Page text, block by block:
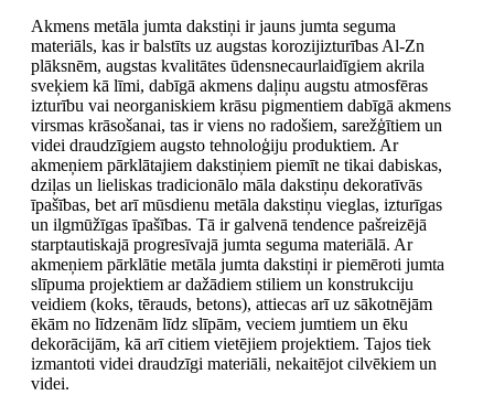
Akmens metāla jumta dakstiņi ir jauns jumta seguma
materiāls, kas ir balstīts uz augstas korozijizturības Al-Zn
plāksnēm, augstas kvalitātes ūdensnecaurlaidīgiem akrila
sveķiem kā līmi, dabīgā akmens daļiņu augstu atmosfēras
izturību vai neorganiskiem krāsu pigmentiem dabīgā akmens
virsmas krāsošanai, tas ir viens no radošiem, sarežģītiem un
videi draudzīgiem augsto tehnoloģiju produktiem. Ar
akmeņiem pārklātajiem dakstiņiem piemīt ne tikai dabiskas,
dziļas un lieliskas tradicionālo māla dakstiņu dekoratīvās
īpašības, bet arī mūsdienu metāla dakstiņu vieglas, izturīgas
un ilgmūžīgas īpašības. Tā ir galvenā tendence pašreizējā
starptautiskajā progresīvajā jumta seguma materiālā. Ar
akmeņiem pārklātie metāla jumta dakstiņi ir piemēroti jumta
slīpuma projektiem ar dažādiem stiliem un konstrukciju
veidiem (koks, tērauds, betons), attiecas arī uz sākotnējām
ēkām no līdzenām līdz slīpām, veciem jumtiem un ēku
dekorācijām, kā arī citiem vietējiem projektiem. Tajos tiek
izmantoti videi draudzīgi materiāli, nekaitējot cilvēkiem un
videi.